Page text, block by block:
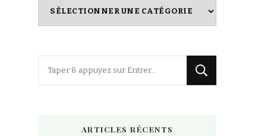
Index
ARTICLES RÉCENTS